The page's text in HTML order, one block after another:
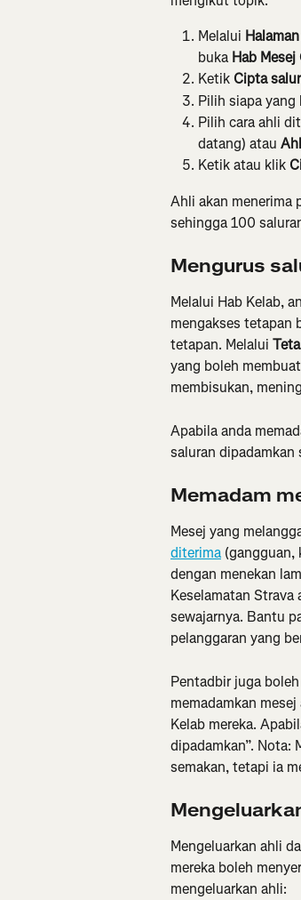
Melalui
buka Hab Mesej
Ketik Cipta
Pilih siapa
Pilih cara ahli
datang) atau
Ketik atau klik
Ahli akan menerima
sehingga 100
Mengurus
Melalui Hab Kelab,
mengakses tetapan
tetapan. Melalui
yang boleh
membisukan,
Apabila anda
saluran dipadamkan
Memadam
Mesej yang
diterima (gangguan,
dengan menekan
Keselamatan Strava
sewajarnya. Bantu
pelanggaran yang
Pentadbir juga
memadamkan
Kelab mereka.
dipadamkan”. Nota:
semakan, tetapi ia
Mengeluarkan ahli
mereka boleh
mengeluarkan ahli: